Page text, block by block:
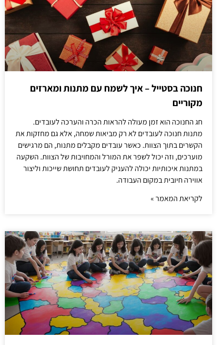
חנוכה בסטייל – איך לשמח עם מתנות ומארזים
מקוריים
חג החנוכה הוא זמן מעולה להראות הכרה והערכה לעובדים.
מתנות חנוכה לעובדים לא רק מביאות שמחה, אלא גם מחזקות את
הקשרים בתוך הצוות. כאשר עובדים מקבלים מתנות, הם מרגישים
מוערכים, וזה יכול לשפר את המורל והמחויבות של הצוות. השקעה
במתנות איכותיות יכולה להעניק לעובדים תחושת שייכות וליצור
אווירה חיובית במקום העבודה.
לקריאת המאמר »